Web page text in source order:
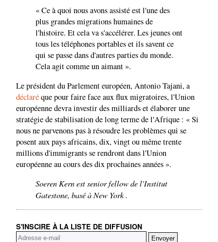
« Ce à quoi nous avons assisté est l'une des
plus grandes migrations humaines de
l'histoire. Et cela va s'accélérer. Les jeunes ont
tous les téléphones portables et ils savent ce
qui se passe dans d'autres parties du monde.
Cela agit comme un aimant ».
Le président du Parlement européen, Antonio Tajani, a
déclaréque pour faire face aux flux migratoires, l'Union
européenne devra investir des milliards et élaborer une
stratégie de stabilisation de long terme de l'Afrique : « Si
nous ne parvenons pas à résoudre les problèmes qui se
posent aux pays africains, dix, vingt ou même trente
millions d'immigrants se rendront dans l'Union
européenne au cours des dix prochaines années ».
Soeren Kern est senior fellow de l'Institut
Gatestone, basé à New York .
S'INSCIRE À LA LISTE DE DIFFUSION